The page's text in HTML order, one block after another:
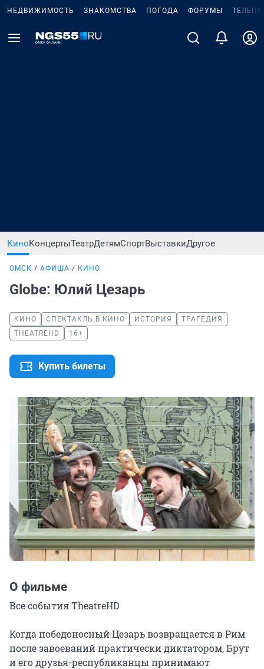
НЕДВИЖИМОСТЬ ЗНАКОМСТВА ПОГОДА ФОРУМЫ
КиноКонцертыТеатрДетямСпортВыставкиДругое
ОМСК АФИША КИНО
Globe: Юлий Цезарь
КИНО СПЕКТАКЛЬ В КИНО ИСТОРИЯ
ТРАГЕДИЯ
THEATREHD
16+
Купить билеты
О фильме
Все события TheatreHD
Когда победоносный Цезарь возвращается в Рим
после завоеваний практически диктатором, Брут
и его друзья-республиканцы принимают